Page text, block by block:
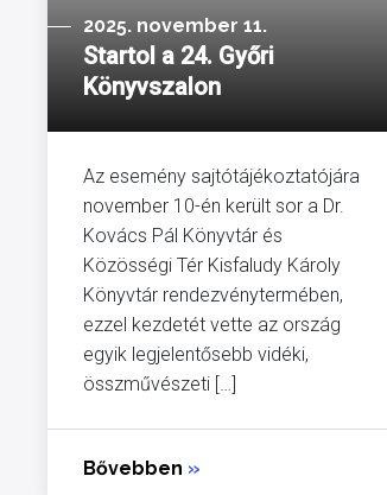
2025. november 11.
Startol a 24. Győri
Könyvszalon
Az esemény sajtótájékoztatójára
november 10-én került sor a Dr.
Kovács Pál Könyvtár és
Közösségi Tér Kisfaludy Károly
Könyvtár rendezvénytermében,
ezzel kezdetét vette az ország
egyik legjelentősebb vidéki,
összművészeti […]
Bővebben »